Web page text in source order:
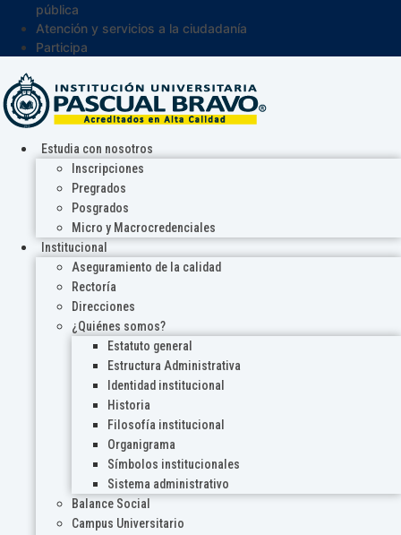
pública
Atención y servicios a la ciudadanía
Participa
Estudia con nosotros
Inscripciones
Pregrados
Posgrados
Micro y Macrocredenciales
Institucional
Aseguramiento de la calidad
Rectoría
Direcciones
¿Quiénes somos?
Estatuto general
Estructura Administrativa
Identidad institucional
Historia
Filosofía institucional
Organigrama
Símbolos institucionales
Sistema administrativo
Balance Social
Campus Universitario